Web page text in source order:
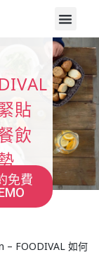
貼
飲
免費
– FOODIVAL 如何